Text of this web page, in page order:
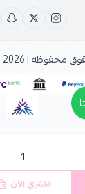
اشتري الآن
محفوظة | 2026